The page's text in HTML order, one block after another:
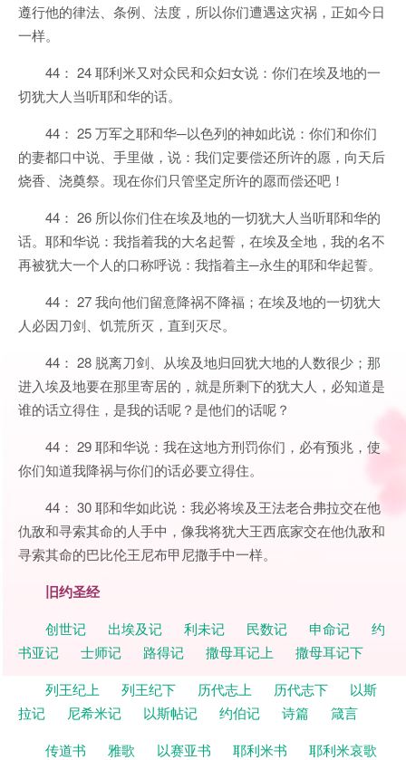
遵行他的律法、条例、法度，所以你们遭遇这灾祸，正如今日
一样。
44： 24 耶利米又对众民和众妇女说：你们在埃及地的一
切犹大人当听耶和华的话。
44： 25 万军之耶和华─以色列的神如此说：你们和你们
的妻都口中说、手里做，说：我们定要偿还所许的愿，向天后
烧香、浇奠祭。现在你们只管坚定所许的愿而偿还吧！
44： 26 所以你们住在埃及地的一切犹大人当听耶和华的
话。耶和华说：我指着我的大名起誓，在埃及全地，我的名不
再被犹大一个人的口称呼说：我指着主─永生的耶和华起誓。
44： 27 我向他们留意降祸不降福；在埃及地的一切犹大
人必因刀剑、饥荒所灭，直到灭尽。
44： 28 脱离刀剑、从埃及地归回犹大地的人数很少；那
进入埃及地要在那里寄居的，就是所剩下的犹大人，必知道是
谁的话立得住，是我的话呢？是他们的话呢？
44： 29 耶和华说：我在这地方刑罚你们，必有预兆，使
你们知道我降祸与你们的话必要立得住。
44： 30 耶和华如此说：我必将埃及王法老合弗拉交在他
仇敌和寻索其命的人手中，像我将犹大王西底家交在他仇敌和
寻索其命的巴比伦王尼布甲尼撒手中一样。
旧约圣经
创世记 出埃及记 利未记 民数记 申命记
约
书亚记
士师记 路得记 撒母耳记上
撒母耳记下
列王纪上
列王纪下 历代志上 历代志下
以斯
拉记
尼希米记 以斯帖记 约伯记 诗篇
箴言
传道书
雅歌 以赛亚书 耶利米书
耶利米哀歌